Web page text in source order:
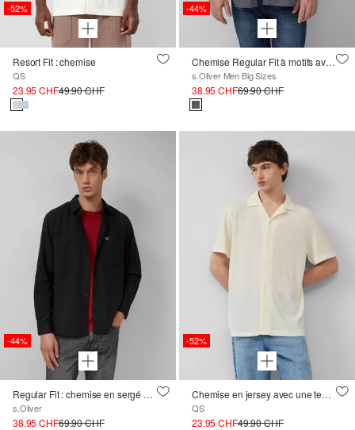
-52%
Resort Fit : chemise
QS
23.95 CHF49.90 CHF
-44%
Chemise Regular Fit à motifs avec ornement bijou
s.Oliver Men Big Sizes
38.95 CHF69.90 CHF
-44%
Regular Fit : chemise en sergé avec col Kent et poches poitrine
s.Oliver
38.95 CHF69.90 CHF
-52%
Chemise en jersey avec une texture tricotée douce
QS
23.95 CHF49.90 CHF